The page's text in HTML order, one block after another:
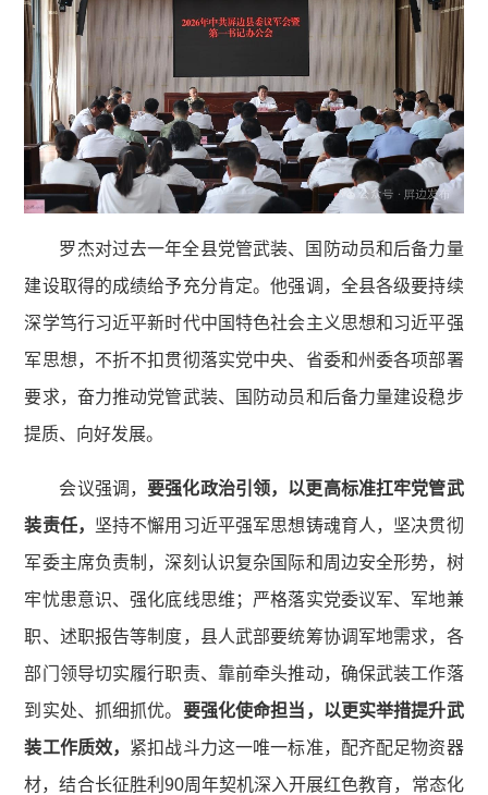
罗杰对过去一年全县党管武装、国防动员和后备力量
建设取得的成绩给予充分肯定。他强调，全县各级要持续
深学笃行习近平新时代中国特色社会主义思想和习近平强
军思想，不折不扣贯彻落实党中央、省委和州委各项部署
要求，奋力推动党管武装、国防动员和后备力量建设稳步
提质、向好发展。
会议强调，要强化政治引领，以更高标准扛牢党管武
装责任， 坚持不懈用习近平强军思想铸魂育人，坚决贯彻
军委主席负责制，深刻认识复杂国际和周边安全形势，树
牢忧患意识、强化底线思维；严格落实党委议军、军地兼
职、述职报告等制度，县人武部要统筹协调军地需求，各
部门领导切实履行职责、靠前牵头推动，确保武装工作落
到实处、抓细抓优。 要强化使命担当，以更实举措提升武
装工作质效， 紧扣战斗力这一唯一标准，配齐配足物资器
材，结合长征胜利90周年契机深入开展红色教育，常态化